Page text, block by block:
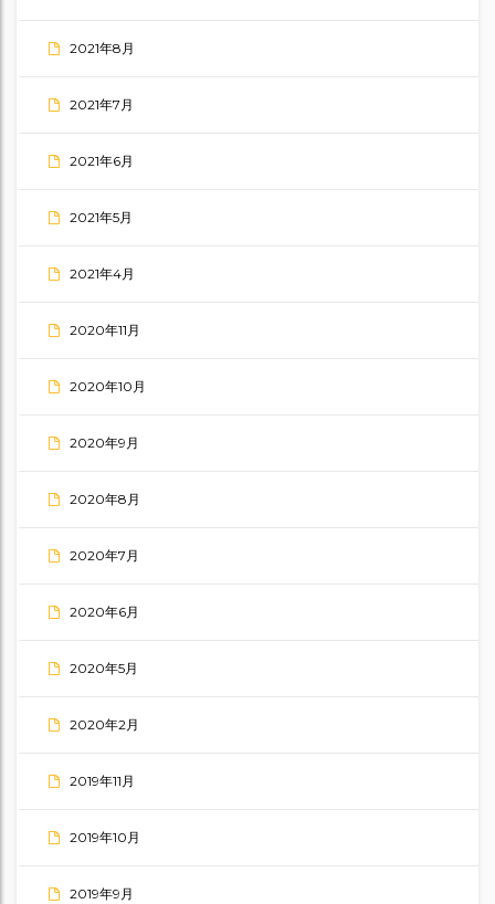
2021年8月
2021年7月
2021年6月
2021年5月
2021年4月
2020年11月
2020年10月
2020年9月
2020年8月
2020年7月
2020年6月
2020年5月
2020年2月
2019年11月
2019年10月
2019年9月